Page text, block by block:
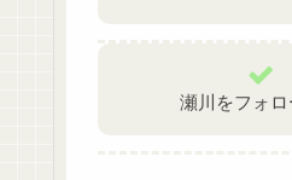
瀬川をフォロ